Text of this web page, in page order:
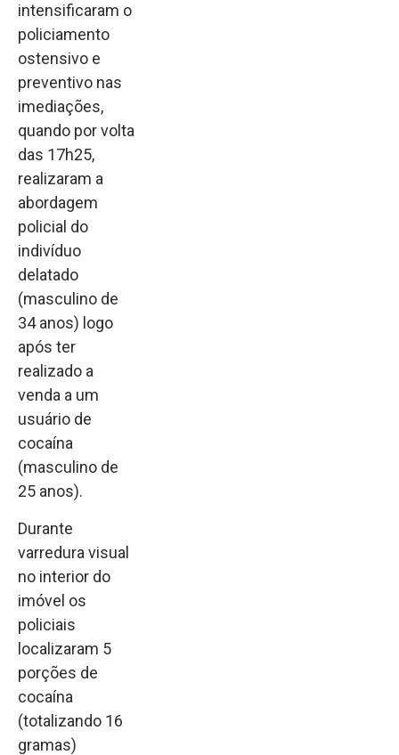
intensificaram o
policiamento
ostensivo e
preventivo nas
imediações,
quando por volta
das 17h25,
realizaram a
abordagem
policial do
indivíduo
delatado
(masculino de
34 anos) logo
após ter
realizado a
venda a um
usuário de
cocaína
(masculino de
25 anos).
Durante
varredura visual
no interior do
imóvel os
policiais
localizaram 5
porções de
cocaína
(totalizando 16
gramas)